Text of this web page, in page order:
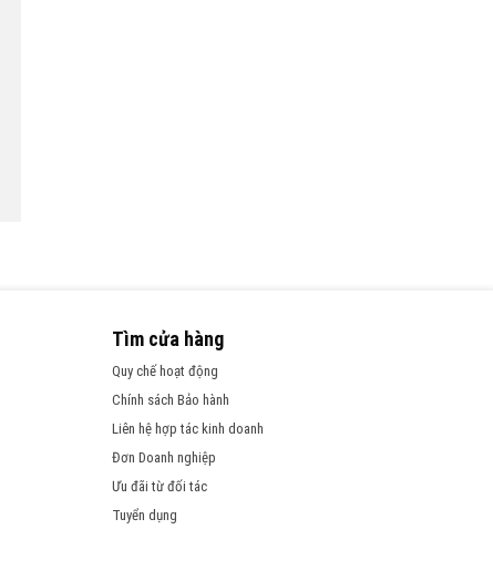
Tìm cửa hàng
Quy chế hoạt động
Chính sách Bảo hành
Liên hệ hợp tác kinh doanh
Đơn Doanh nghiệp
Ưu đãi từ đối tác
Tuyển dụng